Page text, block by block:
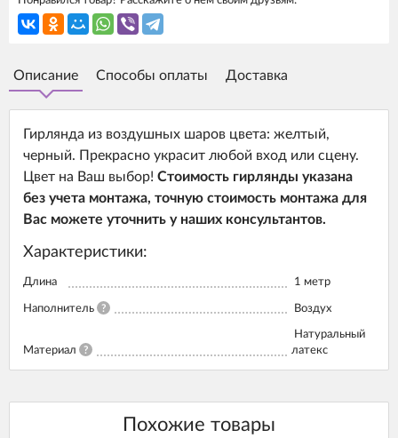
Описание Способы оплаты Доставка
Гирлянда из воздушных шаров цвета: желтый,
черный. Прекрасно украсит любой вход или сцену.
Цвет на Ваш выбор! Стоимость гирлянды указана
без учета монтажа, точную стоимость монтажа для
Вас можете уточнить у наших консультантов.
Характеристики:
Длина 1 метр
Наполнитель ? Воздух
Материал ?
Натуральный
латекс